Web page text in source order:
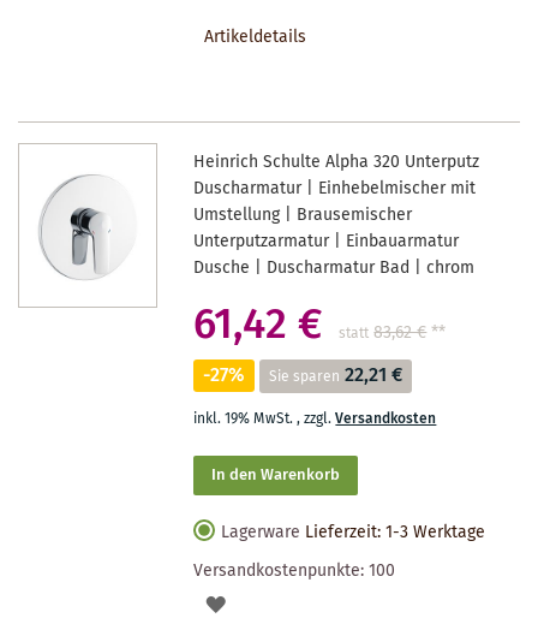
Artikeldetails
Heinrich Schulte Alpha 320 Unterputz
Duscharmatur | Einhebelmischer mit
Umstellung | Brausemischer
Unterputzarmatur | Einbauarmatur
Dusche | Duscharmatur Bad | chrom
61,42 € statt 83,62 €**
-27% Sie sparen 22,21 €
inkl. 19% MwSt.,zzgl.Versandkosten
In den Warenkorb
Lagerware Lieferzeit: 1-3 Werktage
Versandkostenpunkte:100
AUF